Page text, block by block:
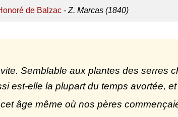
de Balzac - Z. Marcas (1840)
Semblable aux plantes des serres
est-elle la plupart du temps avortée,
âge même où nos pères